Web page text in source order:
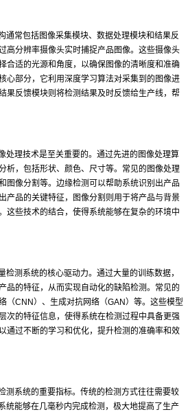
通常包括图像采集模块、数据处理模块和结果反
高分辨率摄像头实时捕捉产品图像。这些摄像头
合适的光源和角度，以确保图像的清晰度和准确
心部分，它利用深度学习算法对采集到的图像进
果反馈模块则将检测结果及时反馈给生产线，帮
处理技术是至关重要的。通过先进的图像处理算
析，包括形状、颜色、尺寸等。常见的图像处理
图像分割等。边缘检测可以帮助系统识别出产品
产品的关键特征，图像分割则用于将产品与背景
这些技术的结合，使得系统能够在复杂的环境中
检测系统的核心驱动力。通过大量的训练数据，
品的特征，从而实现自动化的缺陷检测。常见的
（CNN）、生成对抗网络（GAN）等。这些模型
次的特征信息，使得系统在检测过程中具备更强
通过不断的学习和优化，提升检测的准确率和效
测系统的重要指标。传统的检测方式往往需要较
统能够在几毫秒内完成检测，极大地提高了生产